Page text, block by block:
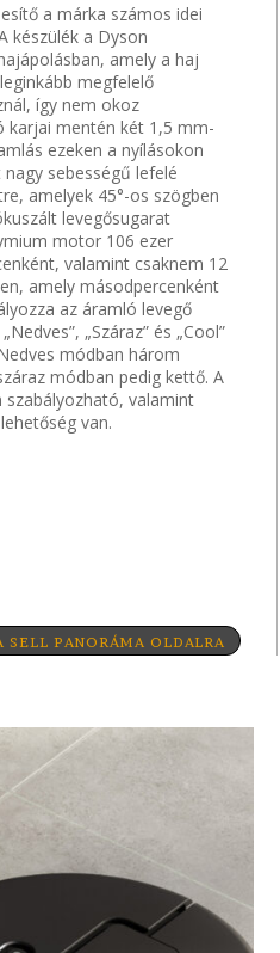
a márka számos idei
készülék a Dyson
amely a haj
megfelelő
így nem okoz
karjai mentén két 1,5 mm-
ezeken a nyílásokon
sebességű lefelé
amelyek 45°-os szögben
levegősugarat
motor 106 ezer
valamint csaknem 12
amely másodpercenként
az áramló levegő
„Száraz” és „Cool”
módban három
módban pedig kettő. A
valamint
van.
SELL PANORÁMA OLDALRA